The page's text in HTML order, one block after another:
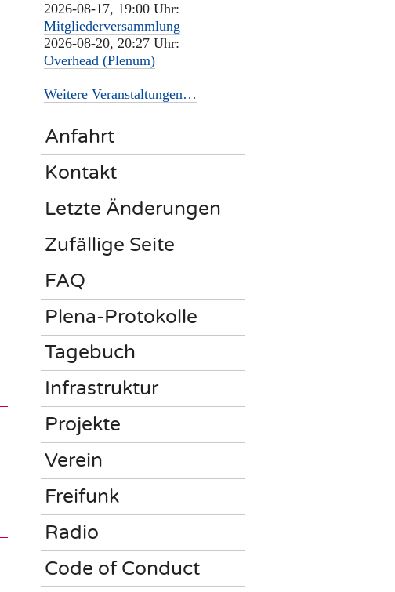
2026-08-17, 19:00 Uhr:
Mitgliederversammlung
2026-08-20, 20:27 Uhr:
Overhead (Plenum)
Weitere Veranstaltungen…
Anfahrt
Kontakt
Letzte Änderungen
Zufällige Seite
FAQ
Plena-Protokolle
Tagebuch
Infrastruktur
Projekte
Verein
Freifunk
Radio
Code of Conduct